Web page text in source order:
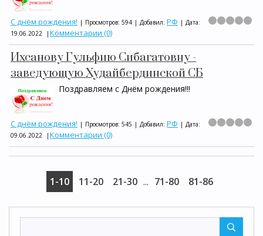
С днём рождения! | Просмотров: 594 | Добавил: РФ | Дата:
19.06.2022
| Комментарии (0)
Ихсанову Гульфию Сибагатовну -
заведующую Худайбердинской СБ
Поздравляем с Днём рождения!!!
С днём рождения! | Просмотров: 545 | Добавил: РФ | Дата:
09.06.2022
| Комментарии (0)
1-10 11-20 21-30 ... 71-80 81-86